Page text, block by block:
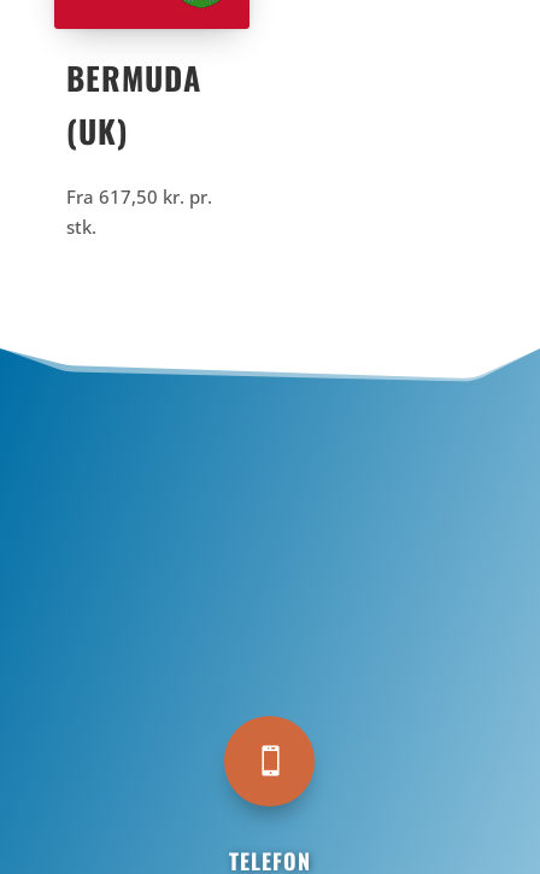
BERMUDA
(UK)
Fra 617,50 kr. pr.
stk.
TELEFON